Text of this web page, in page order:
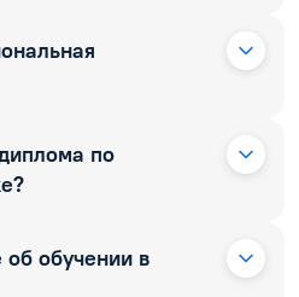
по
об обучении в